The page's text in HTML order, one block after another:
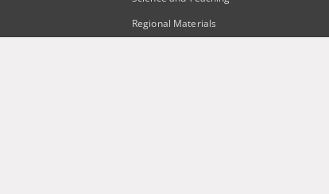
Regional Materials